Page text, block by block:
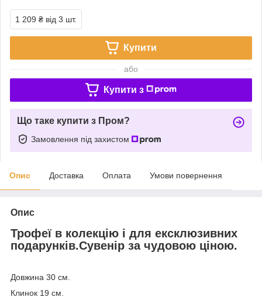
1 209 ₴ від 3 шт.
Купити
або
Купити з
Що таке купити з Пром?
Замовлення під захистом
Опис Доставка Оплата Умови повернення
Опис
Трофеї в колекцію і для ексклюзивних
подарунків.Сувенір за чудовою ціною.
Довжина 30 см.
Клинок 19 см.